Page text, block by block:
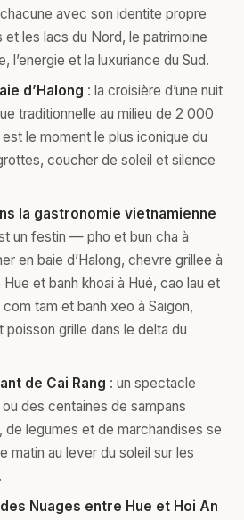
avec son identite propre
les lacs du Nord, le patrimoine
l’energie et la luxuriance du Sud.
d’Halong : la croisière d’une nuit
traditionnelle au milieu de 2 000
le moment le plus iconique du
coucher de soleil et silence
la gastronomie vietnamienne
un festin — pho et bun cha à
en baie d’Halong, chevre grillee à
Hue et banh khoai à Hué, cao lau et
com tam et banh xeo à Saigon,
grille dans le delta du
de Cai Rang : un spectacle
des centaines de sampans
de legumes et de marchandises se
matin au lever du soleil sur les
Nuages entre Hue et Hoi An